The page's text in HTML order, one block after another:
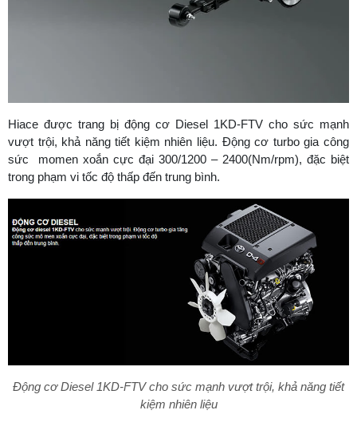
Hiace được trang bị động cơ Diesel 1KD-FTV cho sức mạnh
vượt trội, khả năng tiết kiệm nhiên liệu. Động cơ turbo gia công
sức momen xoắn cực đại 300/1200 – 2400(Nm/rpm), đặc biệt
trong phạm vi tốc độ thấp đến trung bình.
Động cơ Diesel 1KD-FTV cho sức mạnh vượt trội, khả năng tiết
kiệm nhiên liệu